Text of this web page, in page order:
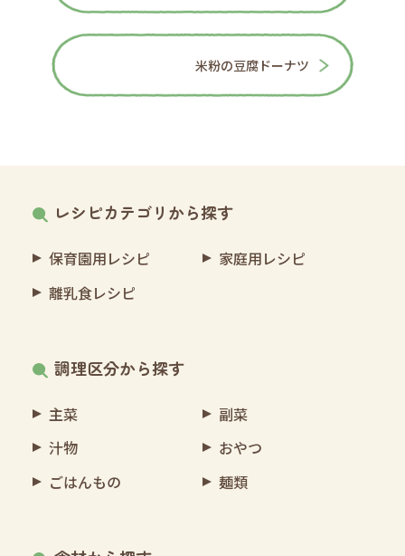
米粉の豆腐ドーナツ
レシピカテゴリから探す
保育園用レシピ
家庭用レシピ
離乳食レシピ
調理区分から探す
主菜
副菜
汁物
おやつ
ごはんもの
麺類